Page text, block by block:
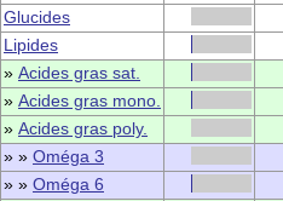
Glucides
Lipides
» Acides gras sat.
» Acides gras mono.
» Acides gras poly.
» » Oméga 3
» » Oméga 6